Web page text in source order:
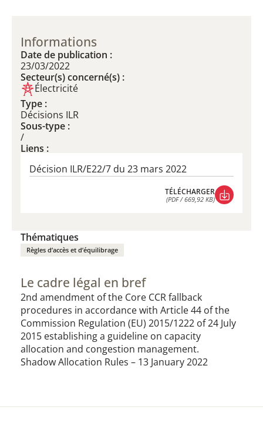
Informations
Date de publication :
23/03/2022
Secteur(s) concerné(s) :
Électricité
Type :
Décisions ILR
Sous-type :
/
Liens :
Décision ILR/E22/7 du 23 mars 2022
TÉLÉCHARGER
(PDF / 669,92 KB)
Thématiques
Règles d’accès et d’équilibrage
Le cadre légal en bref
2nd amendment of the Core CCR fallback
procedures in accordance with Article 44 of the
Commission Regulation (EU) 2015/1222 of 24 July
2015 establishing a guideline on capacity
allocation and congestion management.
Shadow Allocation Rules – 13 January 2022